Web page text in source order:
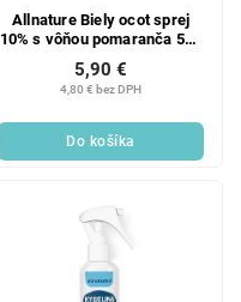
Allnature Biely ocot sprej
10% s vôňou pomaranča 500
ml
4,80 € bez DPH
5,90 €
Do košíka